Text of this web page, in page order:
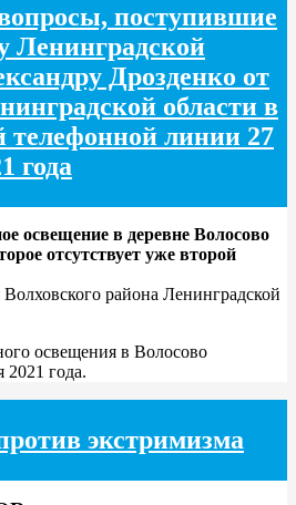
поступившие
Ленинградской
Дрозденко от
области в
телефонной линии 27
года
освещение в деревне Волосово
отсутствует уже второй
района Ленинградской
освещения в Волосово
2021 года.
экстримизма